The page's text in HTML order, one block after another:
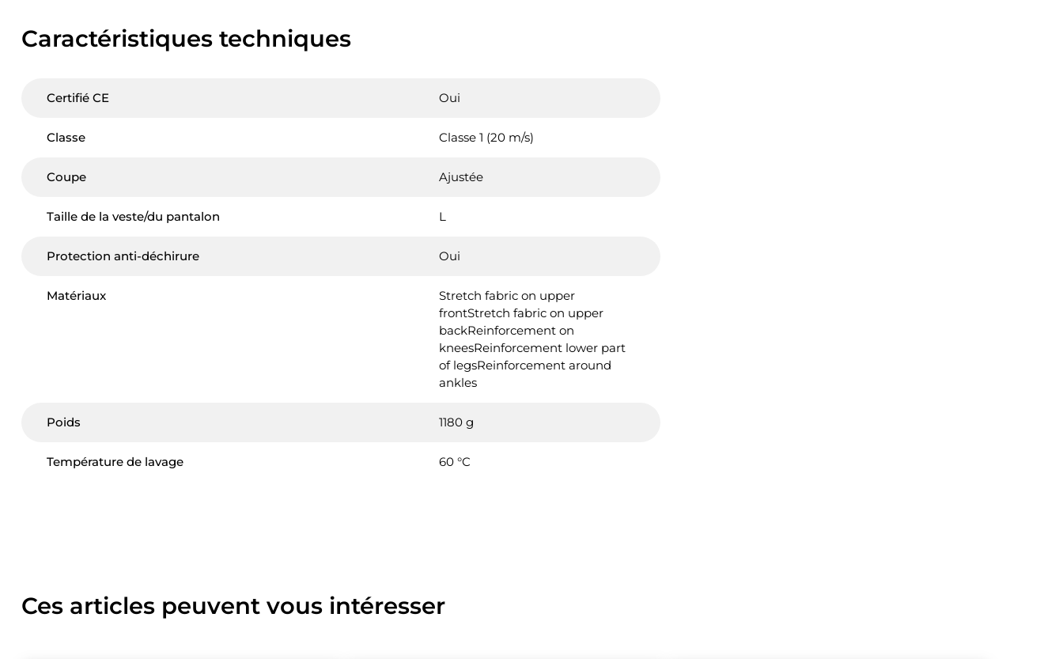
Caractéristiques techniques
Certifié CE Oui
Classe Classe 1 (20 m/s)
Coupe Ajustée
Taille de la veste/du pantalon L
Protection anti-déchirure Oui
Matériaux
Stretch fabric on upper
frontStretch fabric on upper
backReinforcement on
kneesReinforcement lower part
of legsReinforcement around
ankles
Poids 1180 g
Température de lavage 60 °C
Ces articles peuvent vous intéresser